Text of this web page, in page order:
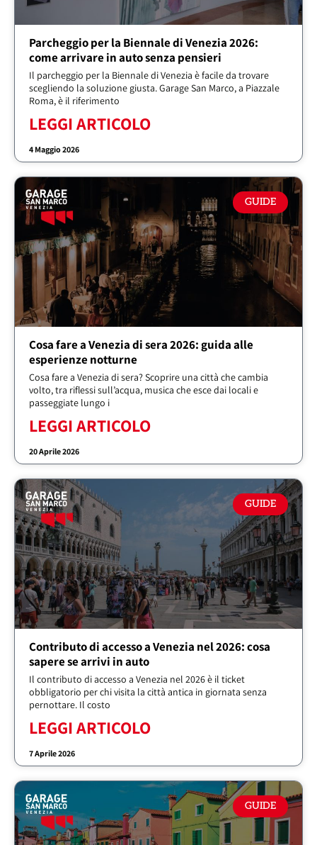
Parcheggio per la Biennale di Venezia 2026:
come arrivare in auto senza pensieri
Il parcheggio per la Biennale di Venezia è facile da trovare
scegliendo la soluzione giusta. Garage San Marco, a Piazzale
Roma, è il riferimento
LEGGI ARTICOLO
4 Maggio 2026
GUIDE
Cosa fare a Venezia di sera 2026: guida alle
esperienze notturne
Cosa fare a Venezia di sera? Scoprire una città che cambia
volto, tra riflessi sull’acqua, musica che esce dai locali e
passeggiate lungo i
LEGGI ARTICOLO
20 Aprile 2026
GUIDE
Contributo di accesso a Venezia nel 2026: cosa
sapere se arrivi in auto
Il contributo di accesso a Venezia nel 2026 è il ticket
obbligatorio per chi visita la città antica in giornata senza
pernottare. Il costo
LEGGI ARTICOLO
7 Aprile 2026
GUIDE